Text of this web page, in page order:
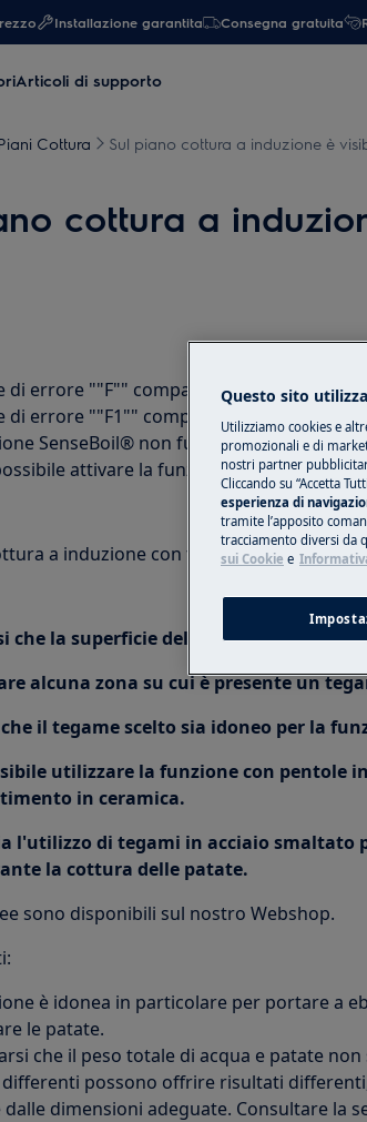
Installazione garantita Consegna gratuita
Articoli di supporto
Cottura Sul piano cottura a induzione è
cottura a
di errore ""F"" compare sul display del
di errore ""F1"" compare sul display del
SenseBoil® non funziona
attivare la funzione SenseBoil®
a induzione con funzione SenseBoil®
che la superficie del piano cottura sia
alcuna zona su cui è presente un
il tegame scelto sia idoneo per la
utilizzare la funzione con pentole
in ceramica.
l'utilizzo di tegami in acciaio smaltato
la cottura delle patate.
sono disponibili sul nostro Webshop.
è idonea in particolare per portare a
le patate.
che il peso totale di acqua e patate non
differenti possono offrire risultati
dimensioni adeguate. Consultare la
Questo sito
Utilizziamo cookies e
promozionali e di
nostri partner
Cliccando su “Accetta
esperienza di
tramite l’apposito
tracciamento diversi da
sui Cookie e